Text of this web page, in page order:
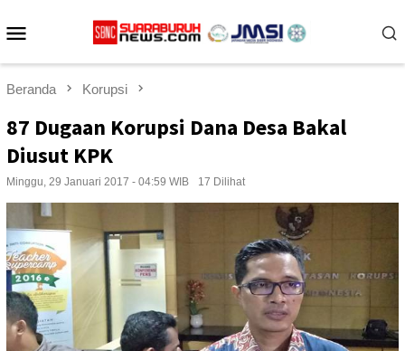
ke
Beranda Korupsi
87 Dugaan Korupsi Dana Desa Bakal
Diusut KPK
Minggu, 29 Januari 2017 - 04:59 WIB 17 Dilihat